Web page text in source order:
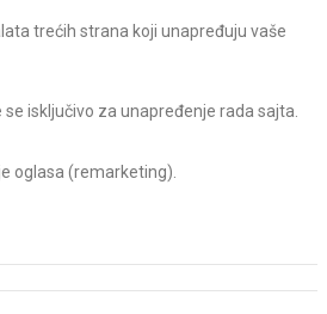
trećih strana koji unapređuju vaše
isključivo za unapređenje rada sajta.
oglasa (remarketing).